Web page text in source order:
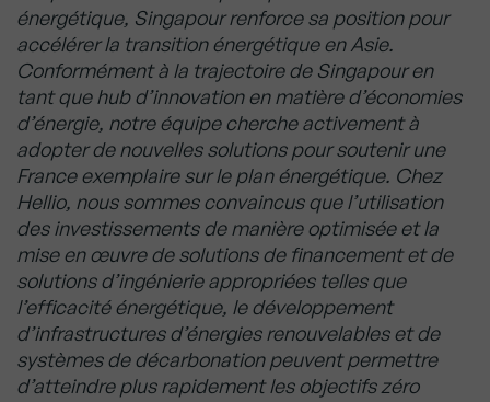
énergétique, Singapour renforce sa position pour
accélérer la transition énergétique en Asie.
Conformément à la trajectoire de Singapour en
tant que hub d’innovation en matière d’économies
d’énergie, notre équipe cherche activement à
adopter de nouvelles solutions pour soutenir une
France exemplaire sur le plan énergétique. Chez
Hellio, nous sommes convaincus que l’utilisation
des investissements de manière optimisée et la
mise en œuvre de solutions de financement et de
solutions d’ingénierie appropriées telles que
l’efficacité énergétique, le développement
d’infrastructures d’énergies renouvelables et de
systèmes de décarbonation peuvent permettre
d’atteindre plus rapidement les objectifs zéro